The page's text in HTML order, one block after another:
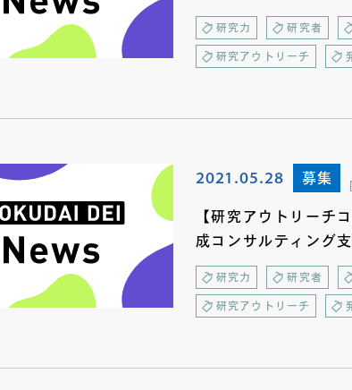
研究力 研究者
研究アウトリーチ
2021.05.28 募集
【研究アウトリーチ
成コンサルティング
研究力 研究者
研究アウトリーチ